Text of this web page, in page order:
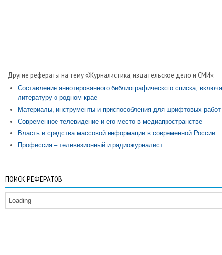
Другие рефераты на тему «Журналистика, издательское дело и СМИ»:
Составление аннотированного библиографического списка,
литературу о родном крае
Материалы, инструменты и приспособления для шрифтовых работ
Современное телевидение и его место в медиапространстве
Власть и средства массовой информации в современной России
Профессия – телевизионный и радиожурналист
ПОИСК РЕФЕРАТОВ
Loading